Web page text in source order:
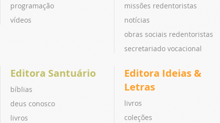
programação
vídeos
missões redentoristas
notícias
obras sociais redentoristas
secretariado vocacional
Editora Santuário
bíblias
deus conosco
livros
Editora Ideias &
Letras
livros
coleções